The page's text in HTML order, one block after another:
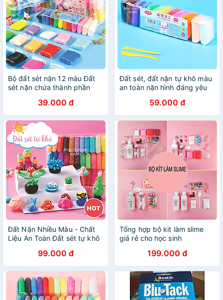
Bộ đất sét nặn 12 màu Đất
sét nặn chứa thành phần
sáng, đất sét handmade DIY
siêu nhẹ
39.000 đ
Đất sét, đất nặn tự khô màu
an toàn nặn hình đáng yêu
không mùi59.000 đ
Đất Nặn Nhiều Màu - Chất
Liệu An Toàn Đất sét tự khô
Softclay nặn hình, làm Butter
slime
99.000 đ
Tổng hợp bộ kit làm slime
giá rẻ cho học sinh
199.000 đ